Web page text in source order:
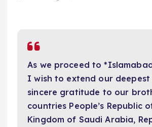
As we proceed to
I wish to extend our deepest
sincere gratitude to our
countries People’s Republic
Kingdom of Saudi Arabia,